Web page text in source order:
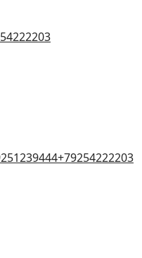
+79254222203